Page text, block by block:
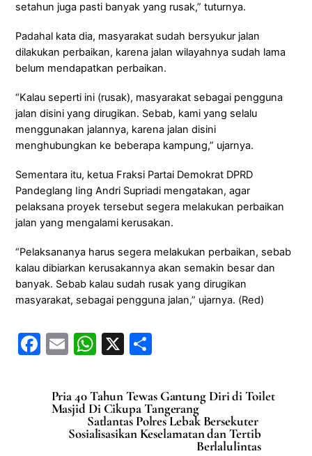
setahun juga pasti banyak yang rusak,” tuturnya.
Padahal kata dia, masyarakat sudah bersyukur jalan
dilakukan perbaikan, karena jalan wilayahnya sudah lama
belum mendapatkan perbaikan.
“Kalau seperti ini (rusak), masyarakat sebagai pengguna
jalan disini yang dirugikan. Sebab, kami yang selalu
menggunakan jalannya, karena jalan disini
menghubungkan ke beberapa kampung,” ujarnya.
Sementara itu, ketua Fraksi Partai Demokrat DPRD
Pandeglang Iing Andri Supriadi mengatakan, agar
pelaksana proyek tersebut segera melakukan perbaikan
jalan yang mengalami kerusakan.
“Pelaksananya harus segera melakukan perbaikan, sebab
kalau dibiarkan kerusakannya akan semakin besar dan
banyak. Sebab kalau sudah rusak yang dirugikan
masyarakat, sebagai pengguna jalan,” ujarnya. (Red)
F
c
e
E
ai
l
W
at
s
A
X
ar
e
Pria 40 Tahun Tewas Gantung Diri di Toilet
Masjid Di Cikupa Tangerang
Satlantas Polres Lebak Bersekuter
Sosialisasikan Keselamatan dan Tertib
Berlalulintas